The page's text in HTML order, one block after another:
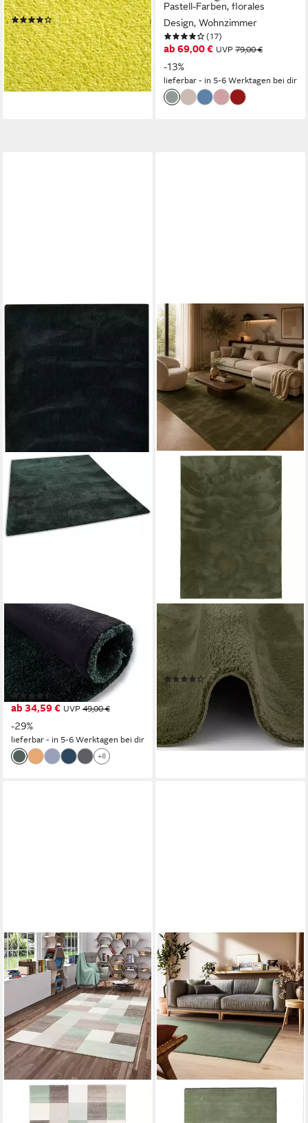
Wohnzimmer
(13)
ab 29,90 € 53,90 €
-45%
lieferbar - in 2-3 Werktagen bei dir
+11
Pastell-Farben, florales
Design, Wohnzimmer
(17)
ab 69,00 € UVP 79,00 €
-13%
lieferbar - in 5-6 Werktagen bei dir
TOM TAILOR HOME
Hochflor-Teppich Shaggy
Teppich Cozy, rechteckig,
Höhe: 25 mm, Uni Farben,
auch in Pastell Farben, weich
& kuschelig(8)
ab 34,59 € UVP 49,00 €
-29%
lieferbar - in 5-6 Werktagen bei dir
+8
PERGAMON
Fellteppich Fellteppich Super
Soft Pearl, Rechteckig, Höhe:
19 mm
(94)
ab 29,90 € 49,90 €
-40%
lieferbar - in 2-3 Werktagen bei dir
+13